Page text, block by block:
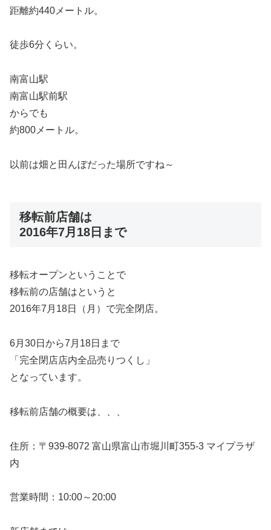
距離約440メートル。
徒歩6分くらい。
南富山駅
南富山駅前駅
からでも
約800メートル。
以前は畑と田んぼだった場所ですね～
移転前店舗は
2016年7月18日まで
移転オープンということで
移転前の店舗はというと
2016年7月18日（月）で完全閉店。
6月30日から7月18日まで
「完全閉店店内全品売りつくし」
となっています。
移転前店舗の概要は、、、
住所：〒939-8072 富山県富山市堀川町355-3 マイプラザ
内
営業時間：10:00～20:00